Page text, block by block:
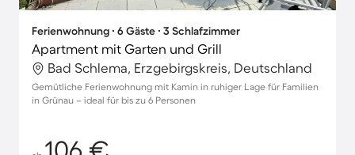
Ferienwohnung ∙ 6 Gäste ∙ 3 Schlafzimmer
Apartment mit Garten und Grill
Bad Schlema, Erzgebirgskreis, Deutschland
Gemütliche Ferienwohnung mit Kamin in ruhiger Lage für Familien
in Grünau – ideal für bis zu 6 Personen